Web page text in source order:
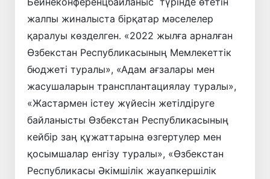
жалпы жиналыста бірқатар мәселелер
қаралуы көзделген. «2022 жылға арналған
Өзбекстан Республикасының Мемлекеттік
бюджеті туралы», «Адам ағзалары мен
жасушаларын трансплантациялау туралы»,
«Жастармен істеу жүйесін жетілдіруге
байланысты Өзбекстан Республикасының
кейбір заң құжаттарына өзгертулер мен
қосымшалар енгізу туралы», «Өзбекстан
Республикасы Әкімшілік жауапкершілік